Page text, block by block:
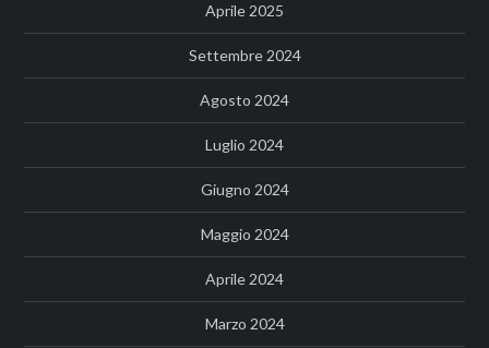
Aprile 2025
Settembre 2024
Agosto 2024
Luglio 2024
Giugno 2024
Maggio 2024
Aprile 2024
Marzo 2024